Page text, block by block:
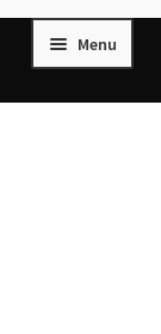
Menu